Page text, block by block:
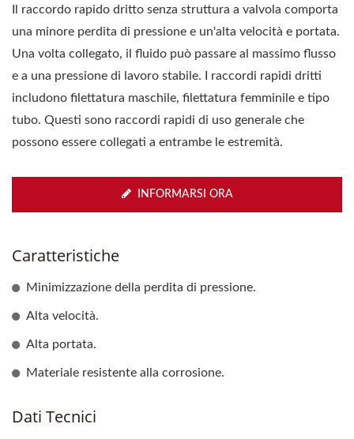
Il raccordo rapido dritto senza struttura a valvola comporta
una minore perdita di pressione e un'alta velocità e portata.
Una volta collegato, il fluido può passare al massimo flusso
e a una pressione di lavoro stabile. I raccordi rapidi dritti
includono filettatura maschile, filettatura femminile e tipo
tubo. Questi sono raccordi rapidi di uso generale che
possono essere collegati a entrambe le estremità.
INFORMARSI ORA
Caratteristiche
Minimizzazione della perdita di pressione.
Alta velocità.
Alta portata.
Materiale resistente alla corrosione.
Dati Tecnici